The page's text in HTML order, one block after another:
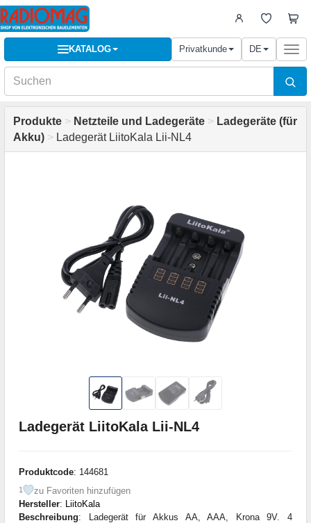
KATALOG Privatkunde DE
Produkte > Netzteile und Ladegeräte > Ladegeräte (für
Akku) > Ladegerät LiitoKala Lii-NL4
Ladegerät LiitoKala Lii-NL4
Produktcode: 144681
1
zu Favoriten hinzufügen
Hersteller: LiitoKala
Beschreibung: Ladegerät für Akkus AA, AAA, Krona 9V. 4